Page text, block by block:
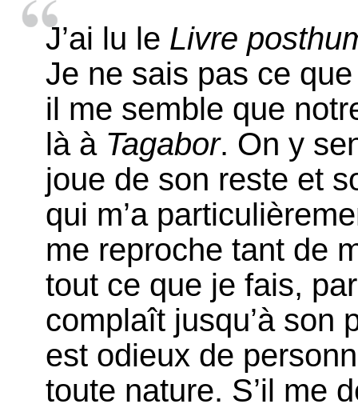
J’ai lu le Livre
Je ne sais pas ce
il me semble que
là à Tagabor. On y
joue de son reste et
qui m’a
me reproche tant de
tout ce que je fais,
complaît jusqu’à son
est odieux de
toute nature. S’il me